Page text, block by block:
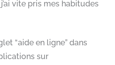
vite pris mes habitudes
“aide en ligne” dans
sur